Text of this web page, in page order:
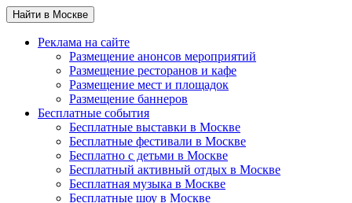
Найти в Москве
Реклама на сайте
Размещение анонсов мероприятий
Размещение ресторанов и кафе
Размещение мест и площадок
Размещение баннеров
Бесплатные события
Бесплатные выставки в Москве
Бесплатные фестивали в Москве
Бесплатно с детьми в Москве
Бесплатный активный отдых в Москве
Бесплатная музыка в Москве
Бесплатные шоу в Москве